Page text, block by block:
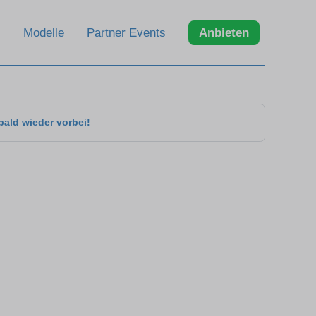
Modelle Partner Events Anbieten
wieder vorbei!